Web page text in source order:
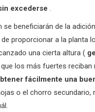
excederse .
se beneficiarán de la
proporcionar a la planta
una cierta altura (
los más fuertes
fácilmente una
o el chorro